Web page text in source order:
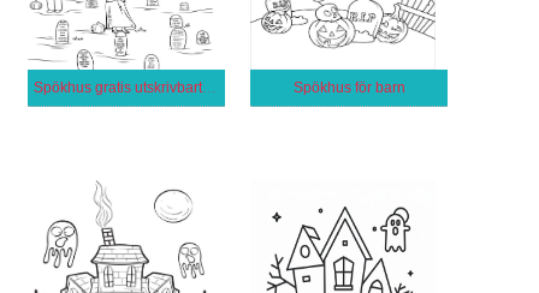
Spökhus gratis utskrivbart för barn Spökhus för barn